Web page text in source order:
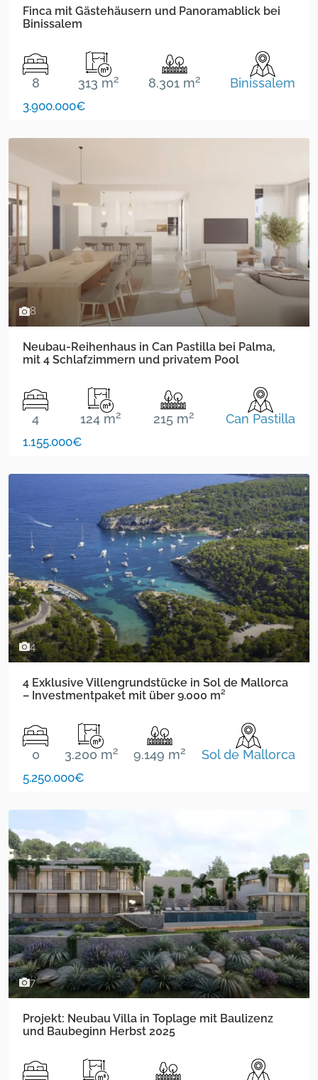
Finca mit Gästehäusern und Panoramablick bei
Binissalem
8 313 m2 8.301 m2 Binissalem
3.900.000€
8
Neubau-Reihenhaus in Can Pastilla bei Palma,
mit 4 Schlafzimmern und privatem Pool
4 124 m2 215 m2 Can Pastilla
1.155.000€
4
4 Exklusive Villengrundstücke in Sol de Mallorca
– Investmentpaket mit über 9.000 m²
0 3.200 m2 9.149 m2 Sol de Mallorca
5.250.000€
7
Projekt: Neubau Villa in Toplage mit Baulizenz
und Baubeginn Herbst 2025